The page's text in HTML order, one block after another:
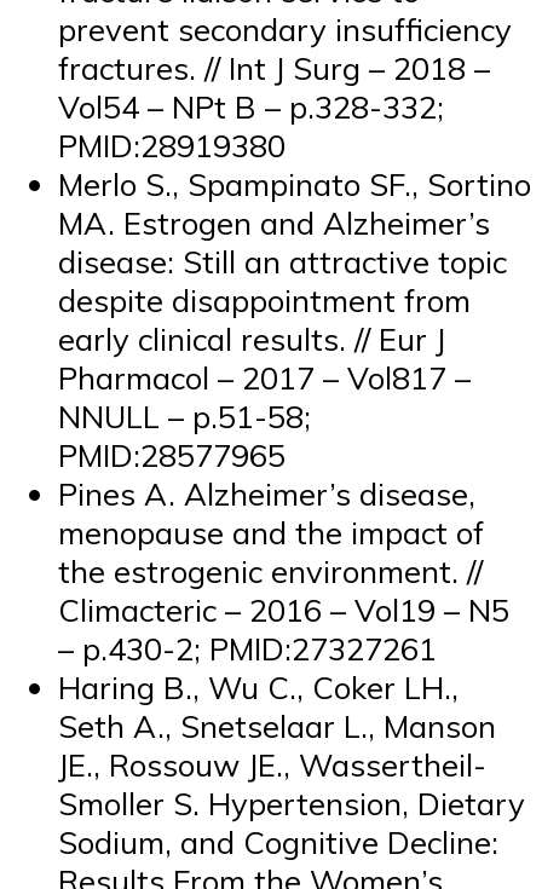
prevent secondary insufficiency
fractures. // Int J Surg – 2018 –
Vol54 – NPt B – p.328-332;
PMID:28919380
Merlo S., Spampinato SF., Sortino
MA. Estrogen and Alzheimer’s
disease: Still an attractive topic
despite disappointment from
early clinical results. // Eur J
Pharmacol – 2017 – Vol817 –
NNULL – p.51-58;
PMID:28577965
Pines A. Alzheimer’s disease,
menopause and the impact of
the estrogenic environment. //
Climacteric – 2016 – Vol19 – N5
– p.430-2; PMID:27327261
Haring B., Wu C., Coker LH.,
Seth A., Snetselaar L., Manson
JE., Rossouw JE., Wassertheil-
Smoller S. Hypertension, Dietary
Sodium, and Cognitive Decline:
Results From the Women’s